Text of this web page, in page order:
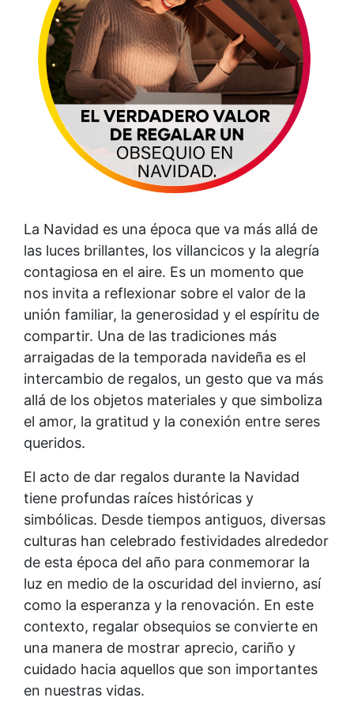
La Navidad es una época que va más allá de
las luces brillantes, los villancicos y la alegría
contagiosa en el aire. Es un momento que
nos invita a reflexionar sobre el valor de la
unión familiar, la generosidad y el espíritu de
compartir. Una de las tradiciones más
arraigadas de la temporada navideña es el
intercambio de regalos, un gesto que va más
allá de los objetos materiales y que simboliza
el amor, la gratitud y la conexión entre seres
queridos.
El acto de dar regalos durante la Navidad
tiene profundas raíces históricas y
simbólicas. Desde tiempos antiguos, diversas
culturas han celebrado festividades alrededor
de esta época del año para conmemorar la
luz en medio de la oscuridad del invierno, así
como la esperanza y la renovación. En este
contexto, regalar obsequios se convierte en
una manera de mostrar aprecio, cariño y
cuidado hacia aquellos que son importantes
en nuestras vidas.